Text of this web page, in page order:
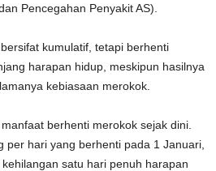
Pencegahan Penyakit AS).
kumulatif, tetapi berhenti
harapan hidup, meskipun hasilnya
kebiasaan merokok.
berhenti merokok sejak dini.
per hari yang berhenti pada 1 Januari,
satu hari penuh harapan